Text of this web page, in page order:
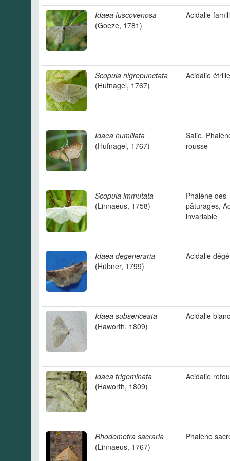
Idaea fuscovenosa
(Goeze, 1781)
Acidalie
Scopula nigropunctata
(Hufnagel, 1767)
Acidalie étrille
Idaea humiliata
(Hufnagel, 1767)
Salie,
rousse
Scopula immutata
(Linnaeus, 1758)
Phalène des
pâturages,
invariable
Idaea degeneraria
(Hübner, 1799)
Acidalie
Idaea subsericeata
(Haworth, 1809)
Acidalie
Idaea trigeminata
(Haworth, 1809)
Acidalie
Rhodometra sacraria
(Linnaeus, 1767)
Phalène